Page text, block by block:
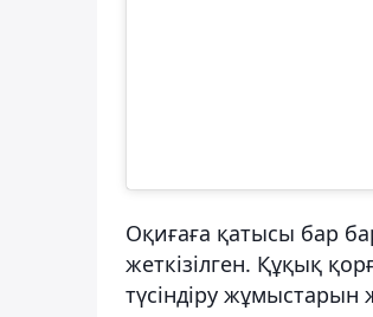
Оқиғаға қатысы бар
жеткізілген. Құқық
түсіндіру жұмыстарын